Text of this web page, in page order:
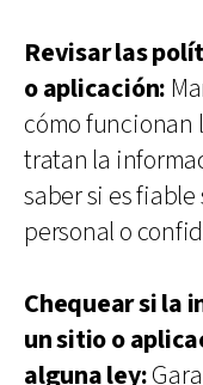
Revisar las
o aplicación:
cómo funcionan
tratan la
saber si es
personal o
Chequear si la
un sitio o
alguna ley: